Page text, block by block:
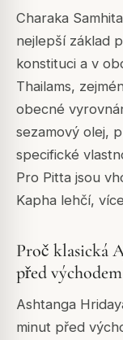
Charaka
nejlepší základ
konstituci a v
Thailams,
obecné
sezamový olej,
specifické
Pro Pitta jsou
Kapha lehčí,
Proč klasická
před
Ashtanga
minut před